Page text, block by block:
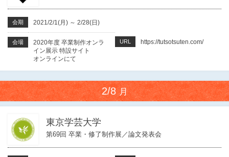
会期 2021/2/1(月) ～ 2/28(日)
会場
2020年度 卒業制作オンラ
イン展示 特設サイト
オンラインにて
URL https://tutsotsuten.com/
2/8月
東京学芸大学
第69回 卒業・修了制作展／論文発表会